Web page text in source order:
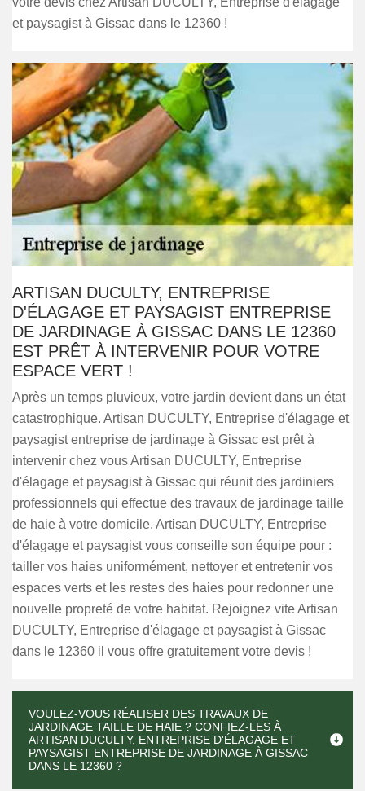
et paysagist à Gissac dans le 12360 !
ARTISAN DUCULTY, ENTREPRISE
D'ÉLAGAGE ET PAYSAGIST ENTREPRISE
DE JARDINAGE À GISSAC DANS LE 12360
EST PRÊT À INTERVENIR POUR VOTRE
ESPACE VERT !
Après un temps pluvieux, votre jardin devient dans un état
catastrophique. Artisan DUCULTY, Entreprise d'élagage et
paysagist entreprise de jardinage à Gissac est prêt à
intervenir chez vous Artisan DUCULTY, Entreprise
d'élagage et paysagist à Gissac qui réunit des jardiniers
professionnels qui effectue des travaux de jardinage taille
de haie à votre domicile. Artisan DUCULTY, Entreprise
d'élagage et paysagist vous conseille son équipe pour :
tailler vos haies uniformément, nettoyer et entretenir vos
espaces verts et les restes des haies pour redonner une
nouvelle propreté de votre habitat. Rejoignez vite Artisan
DUCULTY, Entreprise d'élagage et paysagist à Gissac
dans le 12360 il vous offre gratuitement votre devis !
VOULEZ-VOUS RÉALISER DES TRAVAUX DE
JARDINAGE TAILLE DE HAIE ? CONFIEZ-LES À
ARTISAN DUCULTY, ENTREPRISE D'ÉLAGAGE ET
PAYSAGIST ENTREPRISE DE JARDINAGE À GISSAC
DANS LE 12360 ?